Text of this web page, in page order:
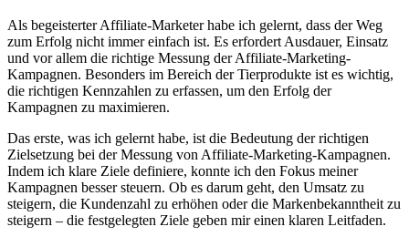
Als begeisterter Affiliate-Marketer⁢ habe⁣ ich gelernt, dass der⁢ Weg⁢
zum Erfolg nicht immer‍ einfach⁤ ist. Es erfordert Ausdauer, Einsatz
‌und⁤ vor ‌allem die richtige Messung ⁢der ‍Affiliate-Marketing-
Kampagnen. Besonders im Bereich der Tierprodukte ​ist es wichtig,
die richtigen Kennzahlen zu erfassen, um⁢ den ‌Erfolg ‌der
⁤Kampagnen zu maximieren.
Das ‌erste, was ich‌ gelernt habe, ist‍ die ⁤Bedeutung der richtigen
Zielsetzung⁣ bei der Messung ‌von⁣ Affiliate-Marketing-Kampagnen.
Indem ​ich klare Ziele definiere, konnte ‍ich ​den Fokus meiner
Kampagnen besser ​steuern. Ob ‍es darum geht, den Umsatz zu
⁤steigern,‌ die Kundenzahl zu erhöhen oder die ‌Markenbekanntheit ‍zu
steigern – die festgelegten ⁣Ziele geben mir einen klaren Leitfaden.